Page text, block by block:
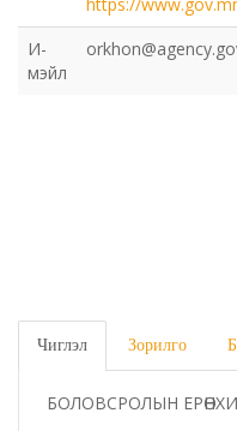
Нийгмийн
Орон нутгийн
Орхон аймаг дахь
Орхон аймгийн
Санхүүгийн
И-
мэйл
Чиглэл Зорилго
БОЛОВСРОЛЫН